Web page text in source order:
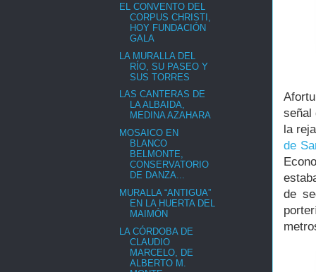
señal
la
de
de
EL CONVENTO DEL
CORPUS CHRISTI,
HOY FUNDACIÓN
GALA
LA MURALLA DEL
RÍO, SU PASEO Y
SUS TORRES
LAS CANTERAS DE
LA ALBAIDA,
MEDINA AZAHARA
MOSAICO EN
BLANCO
BELMONTE,
CONSERVATORIO
DE DANZA...
MURALLA “ANTIGUA”
EN LA HUERTA DEL
MAIMÓN
LA CÓRDOBA DE
CLAUDIO
MARCELO, DE
ALBERTO M.